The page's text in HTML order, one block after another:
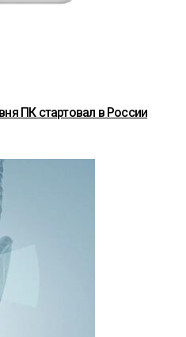
ПК стартовал в России